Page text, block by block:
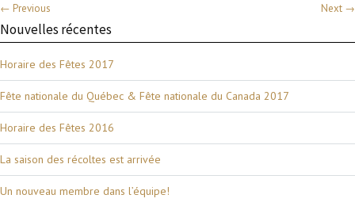
← Previous Next →
Nouvelles récentes
Horaire des Fêtes 2017
Fête nationale du Québec & Fête nationale du Canada 2017
Horaire des Fêtes 2016
La saison des récoltes est arrivée
Un nouveau membre dans l’équipe!